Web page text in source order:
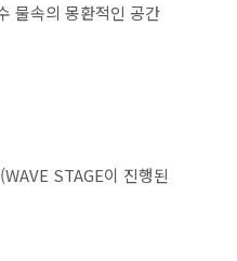
물속의 몽환적인 공간
STAGE이 진행된